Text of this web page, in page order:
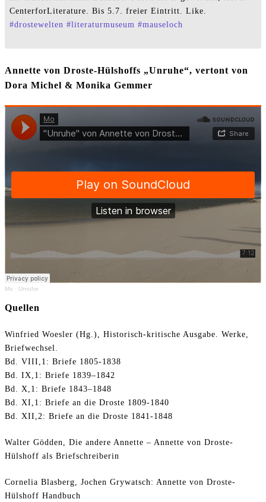
CenterforLiterature. Bis 5.7. freier Eintritt. Like.
#drostewelten #literaturmuseum #mauseloch
Annette von Droste-Hülshoffs „Unruhe“, vertont von
Dora Michel & Monika Gemmer
Mo · Unruhe
Quellen
Winfried Woesler (Hg.), Historisch-kritische Ausgabe. Werke,
Briefwechsel.
Bd. VIII,1: Briefe 1805-1838
Bd. IX,1: Briefe 1839–1842
Bd. X,1: Briefe 1843–1848
Bd. XI,1: Briefe an die Droste 1809-1840
Bd. XII,2: Briefe an die Droste 1841-1848
Walter Gödden, Die andere Annette – Annette von Droste-
Hülshoff als Briefschreiberin
Cornelia Blasberg, Jochen Grywatsch: Annette von Droste-
Hülshoff Handbuch